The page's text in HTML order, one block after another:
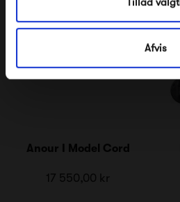
Afvis
Anour I Model Cord
17 550,00 kr